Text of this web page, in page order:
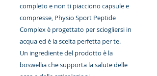
completo e non ti piacciono capsule e
compresse, Physio Sport Peptide
Complex è progettato per sciogliersi in
acqua ed è la scelta perfetta per te.
Un ingrediente del prodotto è la
boswellia che supporta la salute delle